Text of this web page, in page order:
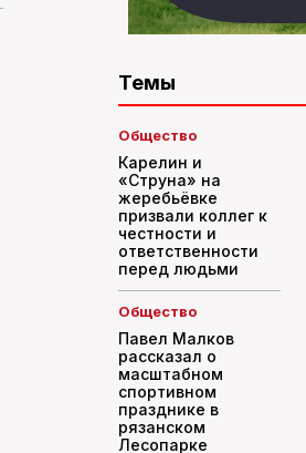
Темы
Общество
Карелин и
«Струна» на
жеребьёвке
призвали коллег к
честности и
ответственности
перед людьми
Общество
Павел Малков
рассказал о
масштабном
спортивном
празднике в
рязанском
Лесопарке